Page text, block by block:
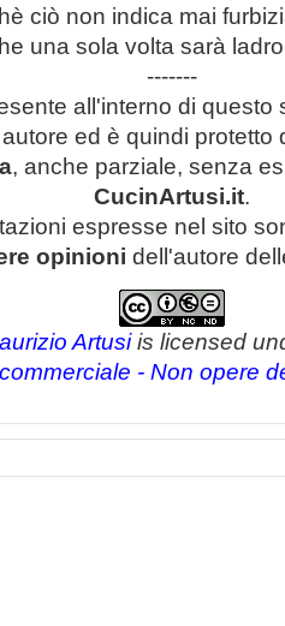
ciò non indica mai
una sola volta sarà
-------
all'interno di questo
ed è quindi protetto
, anche parziale, senza
CucinArtusi.it.
espresse nel sito
opinioni dell'autore
Artusiis licensed
- Non opere